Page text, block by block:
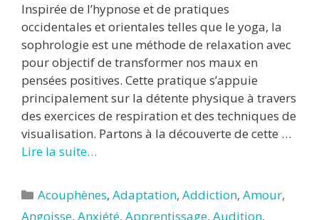
Inspirée de l’hypnose et de pratiques
occidentales et orientales telles que le yoga, la
sophrologie est une méthode de relaxation avec
pour objectif de transformer nos maux en
pensées positives. Cette pratique s’appuie
principalement sur la détente physique à travers
des exercices de respiration et des techniques de
visualisation. Partons à la découverte de cette …
Lire la suite…
Catégories
Acouphènes,Adaptation,Addiction,Amour,
Angoisse, Anxiété, Apprentissage, Audition,